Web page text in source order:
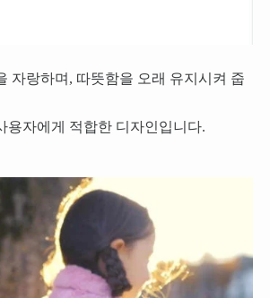
자랑하며, 따뜻함을 오래 유지시켜 줍
용자에게 적합한 디자인입니다.